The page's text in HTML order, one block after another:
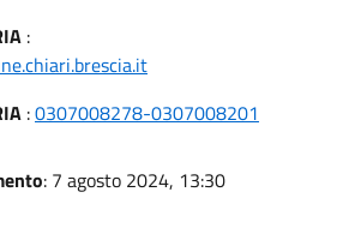
:
:0307008278-0307008201
: 7 agosto 2024, 13:30